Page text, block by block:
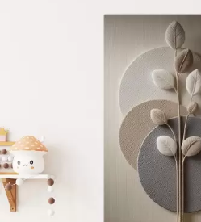
Яскраві, насичені кольори
Стійкість до вицвітання
Безпечне чорнило без запаху
Поверхня з текстурою полотна
Екологічний матеріал
Преміум
Від363
Яскраві, насичені кольори
Стійкість до вицвітання